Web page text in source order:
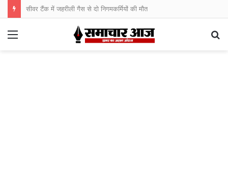
सीवर टैंक में जहरीली गैस से दो निगमकर्मियों की मौत
Menu